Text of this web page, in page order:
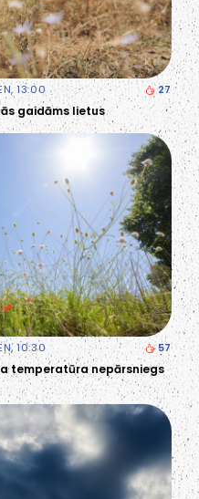
13:00 27
gaidāms lietus
10:30 57
temperatūra nepārsniegs